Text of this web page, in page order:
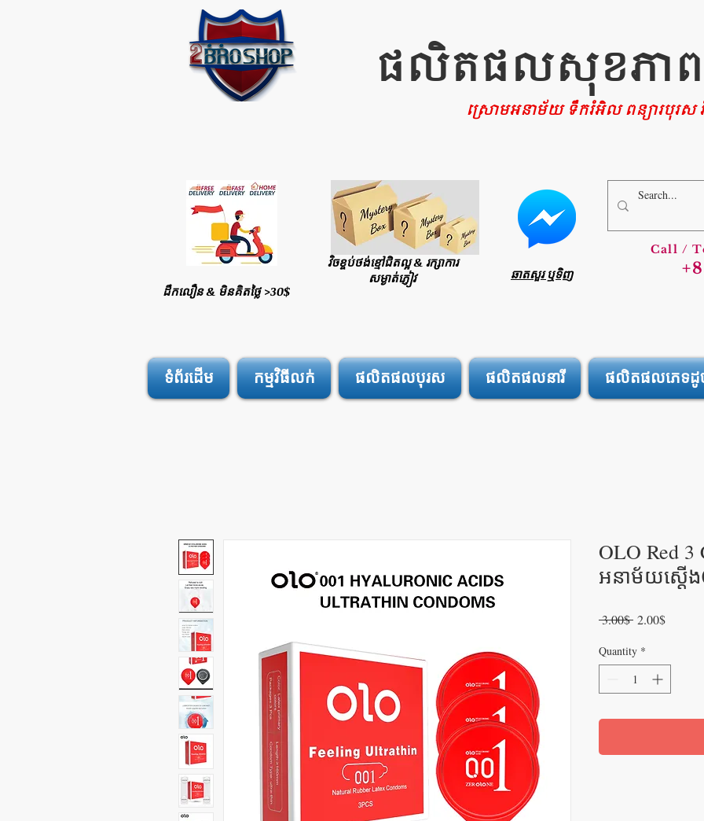
ផលិតផលសុខភាពផ្
ស្រោមអនាម័យ ទឹករំអិល ពន្យារបុរស
ដឹកលឿន & មិនគិតថ្លៃ >30$
វិចខ្ចប់ថង់ខ្មៅជិតល្អ & រក្សាការ
សម្ងាត់ភ្ញៀវ
ឆាតសួរ ឬទិញ
Call /
ទំព័រដើម កម្មវិធីលក់ ផលិតផលបុរស ផលិតផលនារី ផលិតផលភេទដូច
OLO Red 3
អនាម័យស្តើ
3.00$ Regular
2.00$Sale
Quantity *